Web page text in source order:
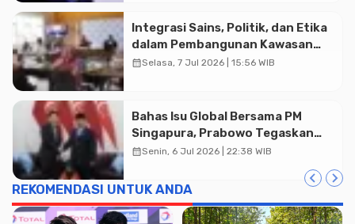
Integrasi Sains, Politik, dan Etika
dalam Pembangunan Kawasan
dan Tata Kelola Batas-Batas
calendar_monthSelasa, 7 Jul 2026 | 15:56 WIB
Bahas Isu Global Bersama PM
Singapura, Prabowo Tegaskan
Sikap ASEAN Utamakan Diplomasi
calendar_monthSenin, 6 Jul 2026 | 22:38 WIB
REKOMENDASI UNTUK ANDA